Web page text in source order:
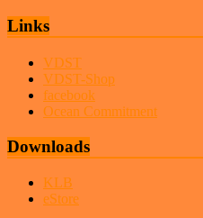
Links
VDST
VDST-Shop
facebook
Ocean Commitment
Downloads
KLB
eStore